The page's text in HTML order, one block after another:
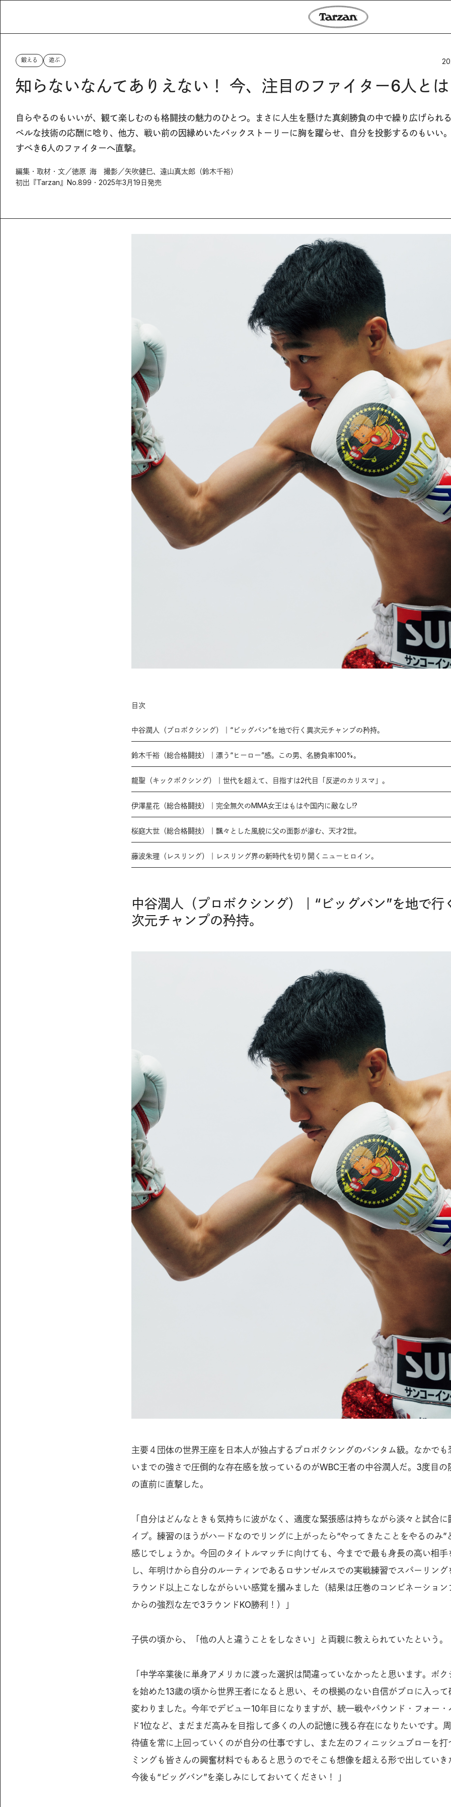
鍛える 遊ぶ
知らないなんてありえない！ 今、注目のファイター6人と
自らやるのもいいが、観て楽しむのも格闘技の魅力のひとつ。まさに人生を懸けた真剣勝負の中で繰り広げられ
ベルな技術の応酬に唸り、他方、戦い前の因縁めいたバックストーリーに胸を躍らせ、自分を投影するのもいい
すべき6人のファイターへ直撃。
編集・取材・文／徳原 海 撮影／矢吹健巳、遠山真太郎（鈴木千裕）
初出『Tarzan』No.899・2025年3月19日発売
目次
中谷潤人（プロボクシング）｜“ビッグバン”を地で行く異次元チャンプの矜持。
鈴木千裕（総合格闘技）｜漂う“ヒーロー”感。この男、名勝負率100%。
龍聖（キックボクシング）｜世代を超えて、目指すは2代目「反逆のカリスマ」。
伊澤星花（総合格闘技）｜完全無欠のMMA女王はもはや国内に敵なし!?
桜庭大世（総合格闘技）｜飄々とした風貌に父の面影が滲む、天才2世。
藤波朱理（レスリング）｜レスリング界の新時代を切り開くニューヒロイン。
中谷潤人（プロボクシング）｜“ビッグバン”を地で行
次元チャンプの矜持。
主要４団体の世界王座を日本人が独占するプロボクシングのバンタム級。なかでも
いまでの強さで圧倒的な存在感を放っているのがWBC王者の中谷潤人だ。3度目の
の直前に直撃した。
「自分はどんなときも気持ちに波がなく、適度な緊張感は持ちながら淡々と試合に
イプ。練習のほうがハードなのでリングに上がったら“やってきたことをやるのみ”
感じでしょうか。今回のタイトルマッチに向けても、今までで最も身長の高い相手
し、年明けから自分のルーティンであるロサンゼルスでの実戦練習でスパーリング
ラウンド以上こなしながらいい感覚を摑みました（結果は圧巻のコンビネーション
からの強烈な左で3ラウンドKO勝利！）」
子供の頃から、「他の人と違うことをしなさい」と両親に教えられていたという。
「中学卒業後に単身アメリカに渡った選択は間違っていなかったと思います。ボク
を始めた13歳の頃から世界王者になると思い、その根拠のない自信がプロに入って
変わりました。今年でデビュー10年目になりますが、統一戦やパウンド・フォー・
ド1位など、まだまだ高みを目指して多くの人の記憶に残る存在になりたいです。
待値を常に上回っていくのが自分の仕事ですし、また左のフィニッシュブローを打
ミングも皆さんの興奮材料でもあると思うのでそこも想像を超える形で出していき
今後も“ビッグバン”を楽しみにしておいてください！ 」